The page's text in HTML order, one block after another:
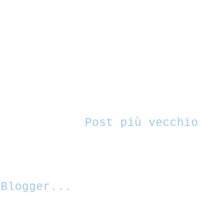
Post più vecchio